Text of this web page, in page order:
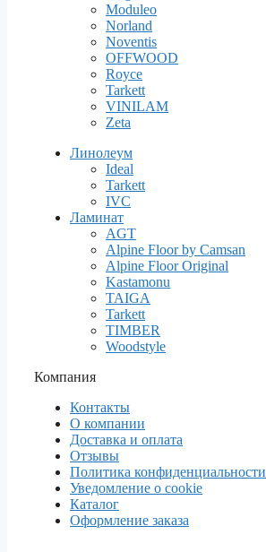
Moduleo
Norland
Noventis
OFFWOOD
Royce
Tarkett
VINILAM
Zeta
Линолеум
Ideal
Tarkett
IVC
Ламинат
AGT
Alpine Floor by Camsan
Alpine Floor Original
Kastamonu
TAIGA
Tarkett
TIMBER
Woodstyle
Компания
Контакты
О компании
Доставка и оплата
Отзывы
Политика конфиденциальности
Уведомление о cookie
Каталог
Оформление заказа